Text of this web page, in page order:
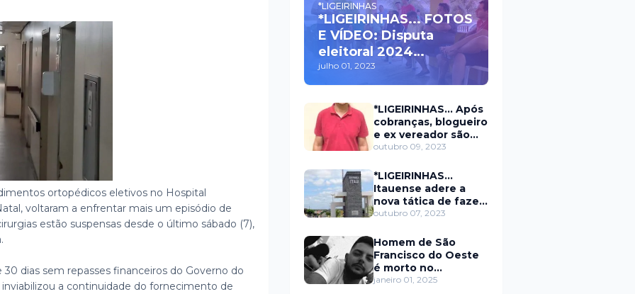
ortopédicos eletivos no Hospital
voltaram a enfrentar mais um episódio de
estão suspensas desde o último sábado (7),
dias sem repasses financeiros do Governo do
a continuidade do fornecimento de
*LIGEIRINHAS
*LIGEIRINHAS... FOTOS
E VÍDEO: Disputa
eleitoral 2024
movimenta políticos
da oposição em Itaú na
escolha do candidato
a prefeito
julho 01, 2023
*LIGEIRINHAS... Após
cobranças, blogueiro
e ex vereador são
xingados pelo
prefeitura de Itaú
outubro 09, 2023
*LIGEIRINHAS...
Itauense adere a
nova tática de fazer
exame através de
outubro 07, 2023
Homem de São
Francisco do Oeste
é morto no
município de
janeiro 01, 2025